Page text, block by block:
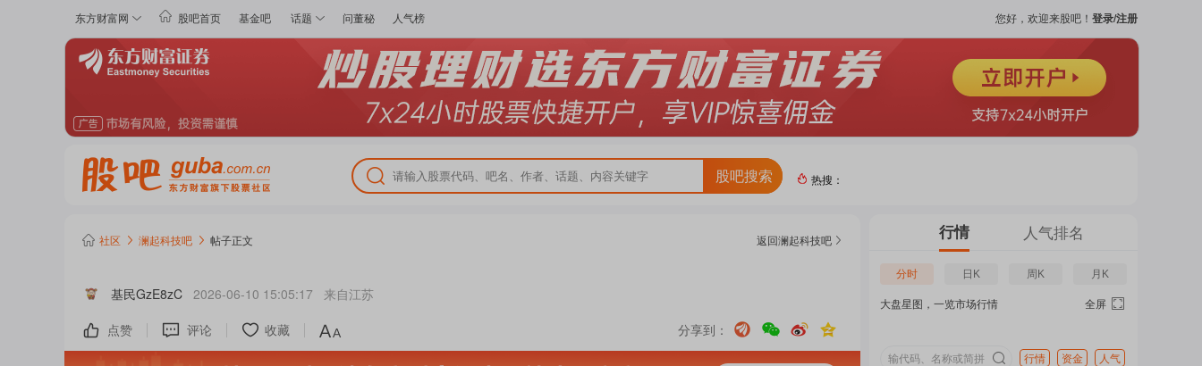
东方财富网 股吧首页 基金吧 话题 问董秘 人气榜 您好，欢迎来股吧！ 登录/注册
股吧搜索
热门
吧
热搜：
社区 澜起科技吧 帖子正文 返回澜起科技吧
基民GzE8zC 2026-06-10 15:05:17 来自江苏
点赞
评论 收藏 分享到：
行情 人气排名
分时 日K 周K 月K
大盘星图，一览市场行情 全屏
行情 资金 人气